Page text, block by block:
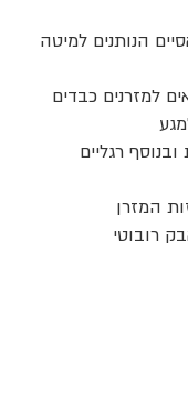
הנותנים למיטה
למזרנים כבדים
ובנוסף רגליים
המזרן
רובוטי